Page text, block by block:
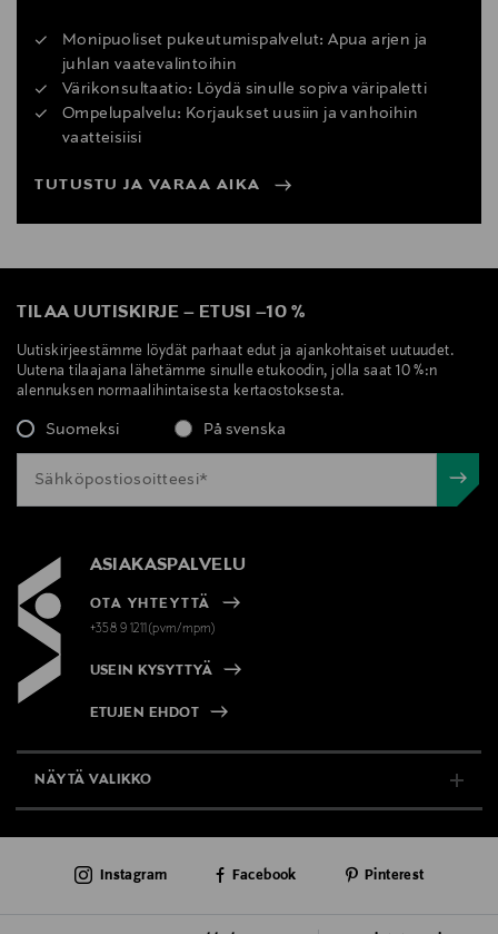
Monipuoliset pukeutumispalvelut: Apua arjen ja
juhlan vaatevalintoihin
Värikonsultaatio: Löydä sinulle sopiva väripaletti
Ompelupalvelu: Korjaukset uusiin ja vanhoihin
vaatteisiisi
TUTUSTU JA VARAA AIKA
TILAA UUTISKIRJE – ETUSI –10 %
Uutiskirjeestämme löydät parhaat edut ja ajankohtaiset uutuudet.
Uutena tilaajana lähetämme sinulle etukoodin, jolla saat 10 %:n
alennuksen normaalihintaisesta kertaostoksesta.
Suomeksi På svenska
ASIAKASPALVELU
OTA YHTEYTTÄ
+358 9 1211(pvm/mpm)
USEIN KYSYTTYÄ
ETUJEN EHDOT
NÄYTÄ VALIKKO
AJANKOHTAISTA
Instagram Facebook Pinterest